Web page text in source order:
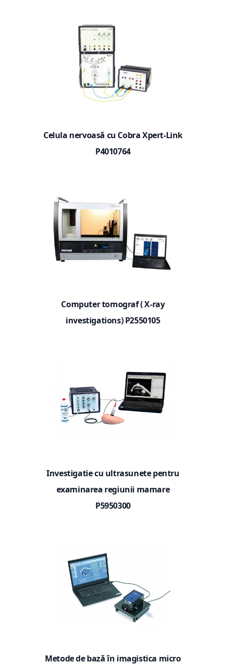
Celula nervoasă cu Cobra Xpert-Link
P4010764
Computer tomograf ( X-ray
investigations) P2550105
Investigatie cu ultrasunete pentru
examinarea regiunii mamare
P5950300
Metode de bază în imagistica micro